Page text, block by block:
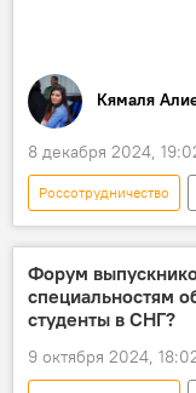
Кямаля
8 декабря 2024,
Россотрудничество
Азербайджан
Россия
Германия
Форум
специальностям
студенты в СНГ?
9 октября 2024,